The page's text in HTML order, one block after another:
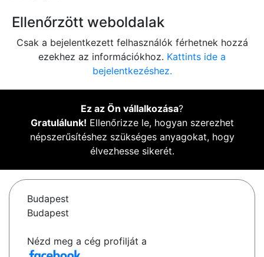
Ellenőrzött weboldalak
Csak a bejelentkezett felhasználók férhetnek hozzá
ezekhez az információkhoz. Kattints ide a
bejelentkezéshez.
Ez az Ön vállalkozása?
Gratulálunk! Ellenőrizze le, hogyan szerezhet
népszerűsítéshez szükséges anyagokat, hogy
élvezhesse sikerét.
Budapest
Budapest
Nézd meg a cég profilját a